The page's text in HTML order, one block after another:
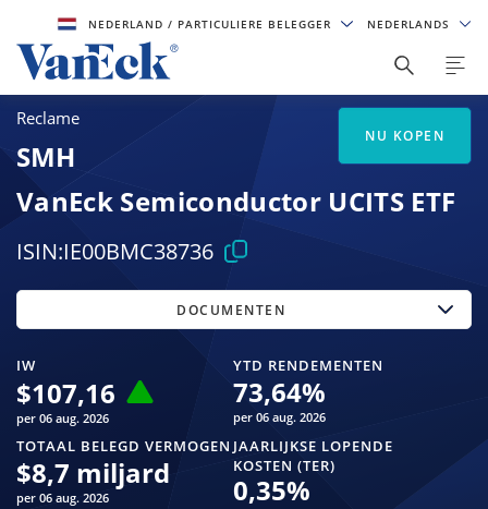
NEDERLAND/ PARTICULIERE BELEGGER NEDERLANDS
Reclame
SMH
VanEck Semiconductor UCITS ETF
ISIN:IE00BMC38736
IW
$107,16
per 06 aug. 2026
YTD RENDEMENTEN
73,64%
per 06 aug. 2026
TOTAAL BELEGD VERMOGEN
$8,7 miljard
per 06 aug. 2026
JAARLIJKSE LOPENDE
KOSTEN (TER)
0,35%
DOCUMENTEN
NU KOPEN